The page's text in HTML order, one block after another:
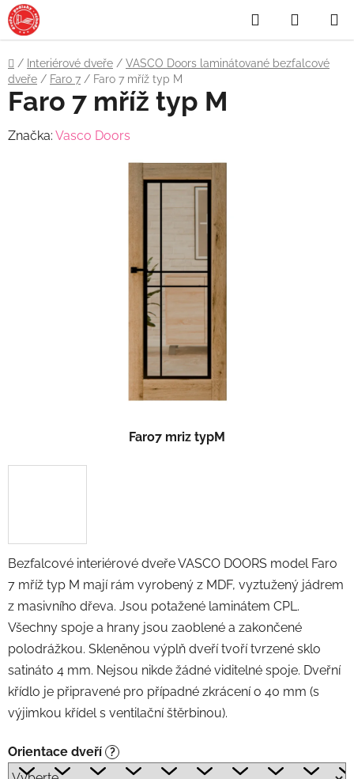
Přejít
na
obsah
Hledat
KOŠÍK
Domů
/ Interiérové dveře / VASCO Doors laminátované bezfalcové
dveře / Faro 7 / Faro 7 mříž typ M
Bezfalcové interiérové dveře VASCO DOORS model Faro
7 mříž typ M mají rám vyrobený z MDF, vyztužený jádrem
z masivního dřeva. Jsou potažené laminátem CPL.
Všechny spoje a hrany jsou zaoblené a zakončené
polodrážkou. Skleněnou výplň dveří tvoří tvrzené sklo
satináto 4 mm. Nejsou nikde žádné viditelné spoje. Dveřní
křídlo je připravené pro případné zkrácení o 40 mm (s
výjimkou křídel s ventilační štěrbinou).
Orientace dveří ?
Faro 7 mříž typ M
Značka: Vasco Doors
Faro7 mriz typM